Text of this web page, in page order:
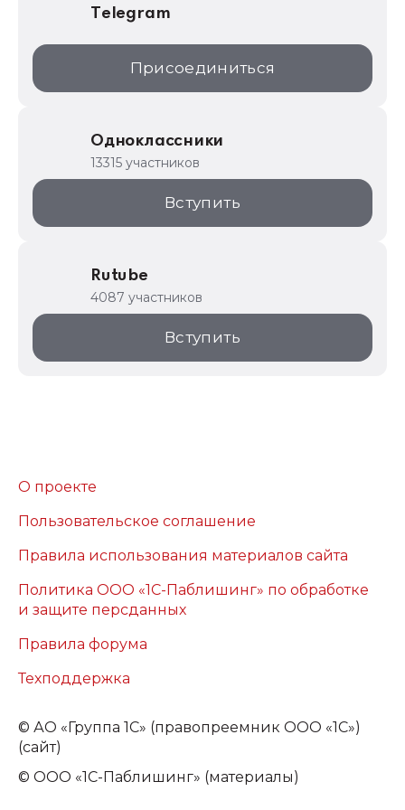
Telegram
Присоединиться
Одноклассники
13315 участников
Вступить
Rutube
4087 участников
Вступить
О проекте
Пользовательское соглашение
Правила использования материалов сайта
Политика ООО «1С-Паблишинг» по обработке
и защите персданных
Правила форума
Техподдержка
© АО «Группа 1С» (правопреемник ООО «1С»)
(сайт)
© ООО «1С-Паблишинг» (материалы)